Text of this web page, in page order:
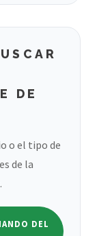
DE
o el tipo de
de la
DEL